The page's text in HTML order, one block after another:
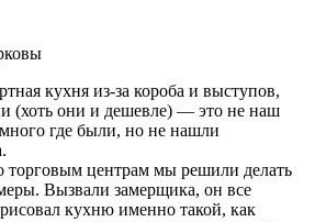
кухня из-за короба и выступов,
(хоть они и дешевле) — это не наш
где были, но не нашли
торговым центрам мы решили делать
Вызвали замерщика, он все
кухню именно такой, как